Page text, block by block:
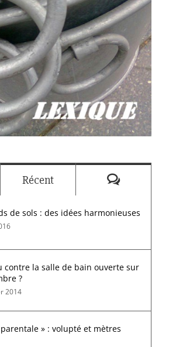
Récent
de sols : des idées harmonieuses
contre la salle de bain ouverte sur
?
2014
» : volupté et mètres